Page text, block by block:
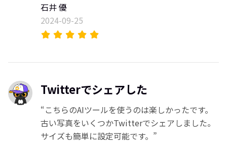
石井 優
2024-09-25
Twitterでシェアした
“こちらのAIツールを使うのは楽しかったです。
古い写真をいくつかTwitterでシェアしました。
サイズも簡単に設定可能です。”